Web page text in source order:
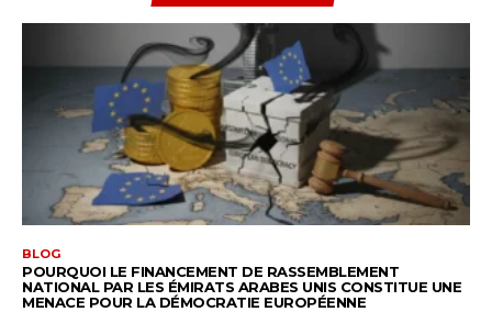
BLOG
POURQUOI LE FINANCEMENT DE RASSEMBLEMENT
NATIONAL PAR LES ÉMIRATS ARABES UNIS CONSTITUE UNE
MENACE POUR LA DÉMOCRATIE EUROPÉENNE